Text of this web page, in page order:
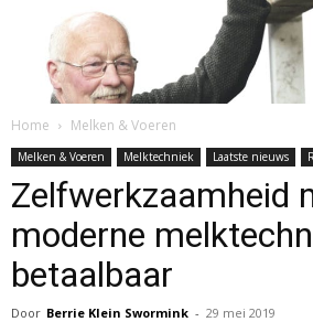
Home Melken & Voeren
Melken & Voeren Melktechniek Laatste nieuws
Zelfwerkzaamheid
moderne
betaalbaar
Door Berrie Klein Swormink - 29 mei 2019